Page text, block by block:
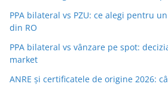
PPA bilateral vs PZU: ce alegi pentru
din RO
PPA bilateral vs vânzare pe spot:
market
ANRE și certificatele de origine 2026: